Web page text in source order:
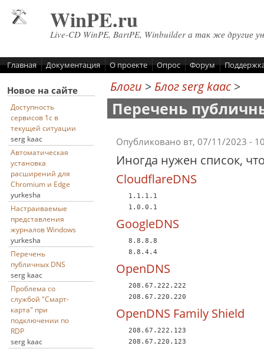
WinPE.ru
Live-CD WinPE, BartPE, Winbuilder а так же другие
Главная Документация О проекте Опрос Форум
Новое на сайте
Доступность
сервисов 1с в
текущей ситуации
serg kaac
Автоматическая
установка
расширений для
Chromium и Edge
yurkesha
Настраиваемые
представления
журналов Windows
yurkesha
Перечень
публичных DNS
serg kaac
Проблема со
службой "Смарт-
карта" при
подключении по
RDP
serg kaac
Блоги > Блог serg kaac >
Перечень
Опубликовано вт, 07/11/2023 -
Иногда нужен список,
CloudflareDNS
   1.1.1.1
   1.0.0.1
GoogleDNS
   8.8.8.8
   8.8.4.4
OpenDNS
   208.67.222.222
   208.67.220.220
OpenDNS Family Shield
   208.67.222.123
   208.67.220.123